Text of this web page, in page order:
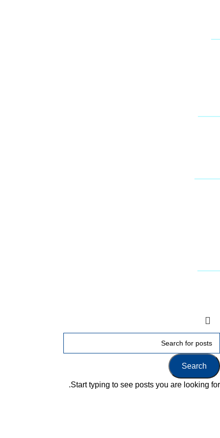
Search
Start typing to see posts you are looking for.